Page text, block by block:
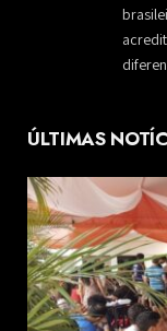
ÚLTIMAS